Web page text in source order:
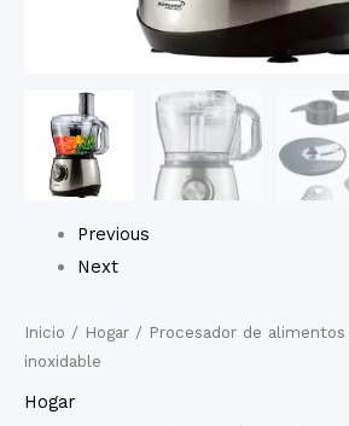
Previous
Next
Inicio / Hogar / Procesador de
inoxidable
Hogar